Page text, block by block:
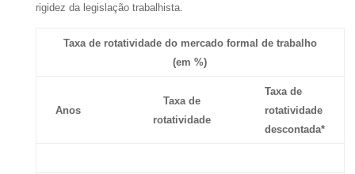
rigidez da legislação trabalhista.
Taxa de rotatividade do mercado formal de trabalho
(em %)
Anos
Taxa de
rotatividade
Taxa de
rotatividade
descontada*